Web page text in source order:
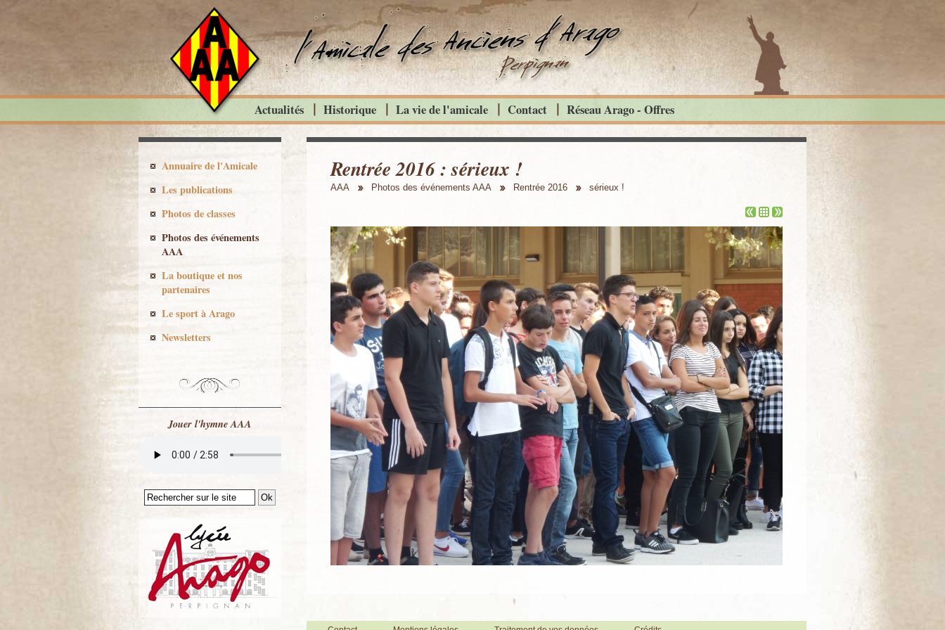
Rentrée 2016 : sérieux !
AAA Photos des événements AAA Rentrée 2016 sérieux !
Actualités Historique La vie de l'amicale Contact Réseau Arago - Offres
Annuaire de l'Amicale
Les publications
Photos de classes
Photos des événements
AAA
La boutique et nos
partenaires
Le sport à Arago
Newsletters
Jouer l'hymne AAA